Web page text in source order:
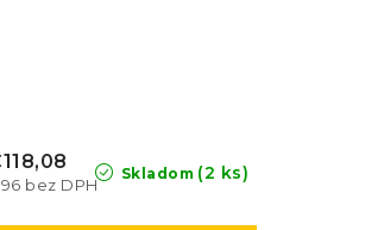
Skladom (2 ks)
bez DPH